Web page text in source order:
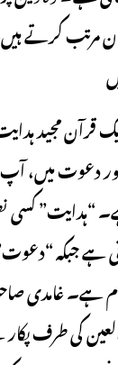
مرتب کرتے
قرآن مجید
میں، آپ
“ہدایت”
ہے جبکہ
نام ہے۔
کی طرف